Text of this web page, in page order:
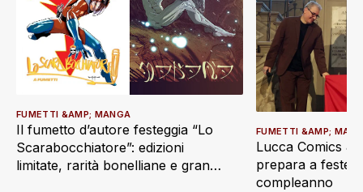
Il fumetto d’autore festeggia “Lo
Scarabocchiatore”: edizioni
limitate, rarità bonelliane e grandi
FUMETTI &AMP; MANGA
Lucca Comics &
prepara a
compleanno
FUMETTI &AMP;